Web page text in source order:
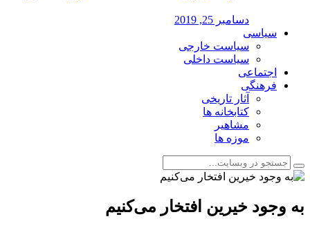
دسامبر 25, 2019
سیاسی
سیاست خارجی
سیاست داخلی
اجتماعی
فرهنگی
آثار تاریخی
کتابخانه ها
مشاهیر
موزه ها
به وجود خیرین افتخار می‌کنیم